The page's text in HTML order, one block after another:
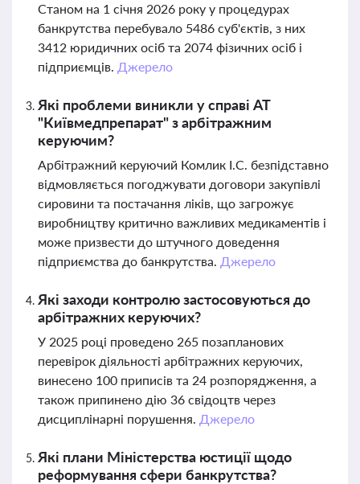
Станом на 1 січня 2026 року у процедурах
банкрутства перебувало 5486 суб'єктів, з них
3412 юридичних осіб та 2074 фізичних осіб і
підприємців. Джерело
Які проблеми виникли у справі АТ
"Київмедпрепарат" з арбітражним
керуючим?
Арбітражний керуючий Комлик І.С. безпідставно
відмовляється погоджувати договори закупівлі
сировини та постачання ліків, що загрожує
виробництву критично важливих медикаментів і
може призвести до штучного доведення
підприємства до банкрутства. Джерело
Які заходи контролю застосовуються до
арбітражних керуючих?
У 2025 році проведено 265 позапланових
перевірок діяльності арбітражних керуючих,
винесено 100 приписів та 24 розпорядження, а
також припинено дію 36 свідоцтв через
дисциплінарні порушення. Джерело
Які плани Міністерства юстиції щодо
реформування сфери банкрутства?